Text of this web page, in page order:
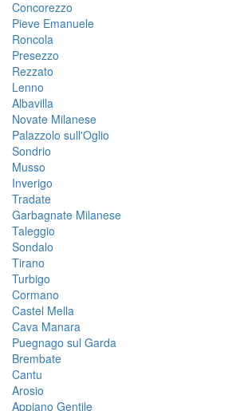
Concorezzo
Pieve Emanuele
Roncola
Presezzo
Rezzato
Lenno
Albavilla
Novate Milanese
Palazzolo sull'Oglio
Sondrio
Musso
Inverigo
Tradate
Garbagnate Milanese
Taleggio
Sondalo
Tirano
Turbigo
Cormano
Castel Mella
Cava Manara
Puegnago sul Garda
Brembate
Cantu
Arosio
Appiano Gentile